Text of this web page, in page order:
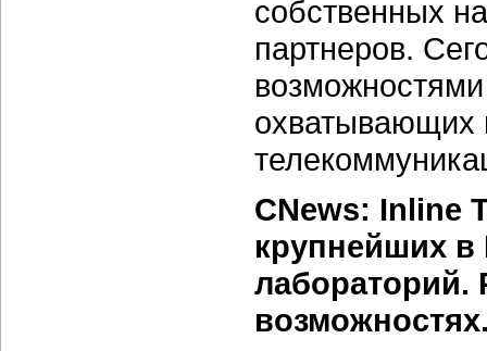
собственных
партнеров.
охватывающих
CNews: Inline
крупнейших в
лабораторий.